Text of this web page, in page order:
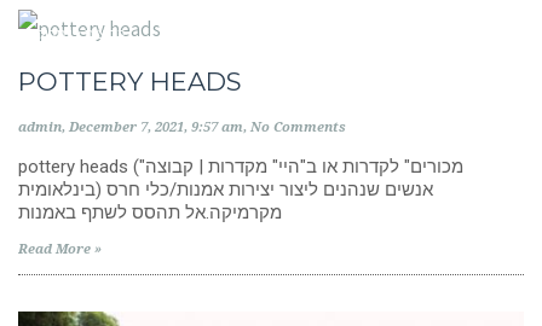
קבוצות פייסבוק
POTTERY HEADS
admin December 7, 2021 9:57 am No Comments
pottery heads ("מכורים" לקדרות או ב"היי" מקדרות | קבוצה
בינלאומית) אנשים שנהנים ליצור יצירות אמנות/כלי חרס
מקרמיקה.אל תהסס לשתף באמנות
Read More »